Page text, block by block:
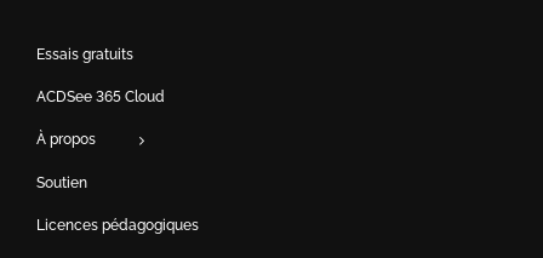
Essais gratuits
ACDSee 365 Cloud
À propos
Soutien
Licences pédagogiques